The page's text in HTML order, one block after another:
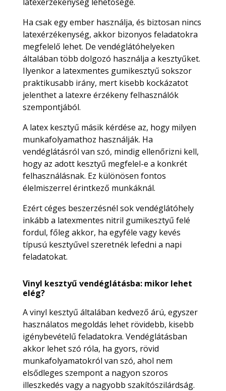
Ha csak egy ember használja, és biztosan nincs
latexérzékenység, akkor bizonyos feladatokra
megfelelő lehet. De vendéglátóhelyeken
általában több dolgozó használja a kesztyűket.
Ilyenkor a latexmentes gumikesztyű sokszor
praktikusabb irány, mert kisebb kockázatot
jelenthet a latexre érzékeny felhasználók
szempontjából.
A latex kesztyű másik kérdése az, hogy milyen
munkafolyamathoz használják. Ha
vendéglátásról van szó, mindig ellenőrizni kell,
hogy az adott kesztyű megfelel-e a konkrét
felhasználásnak. Ez különösen fontos
élelmiszerrel érintkező munkáknál.
Ezért céges beszerzésnél sok vendéglátóhely
inkább a latexmentes nitril gumikesztyű felé
fordul, főleg akkor, ha egyféle vagy kevés
típusú kesztyűvel szeretnék lefedni a napi
feladatokat.
Vinyl kesztyű vendéglátásba: mikor lehet
elég?
A vinyl kesztyű általában kedvező árú, egyszer
használatos megoldás lehet rövidebb, kisebb
igénybevételű feladatokra. Vendéglátásban
akkor lehet szó róla, ha gyors, rövid
munkafolyamatokról van szó, ahol nem
elsődleges szempont a nagyon szoros
illeszkedés vagy a nagyobb szakítószilárdság.